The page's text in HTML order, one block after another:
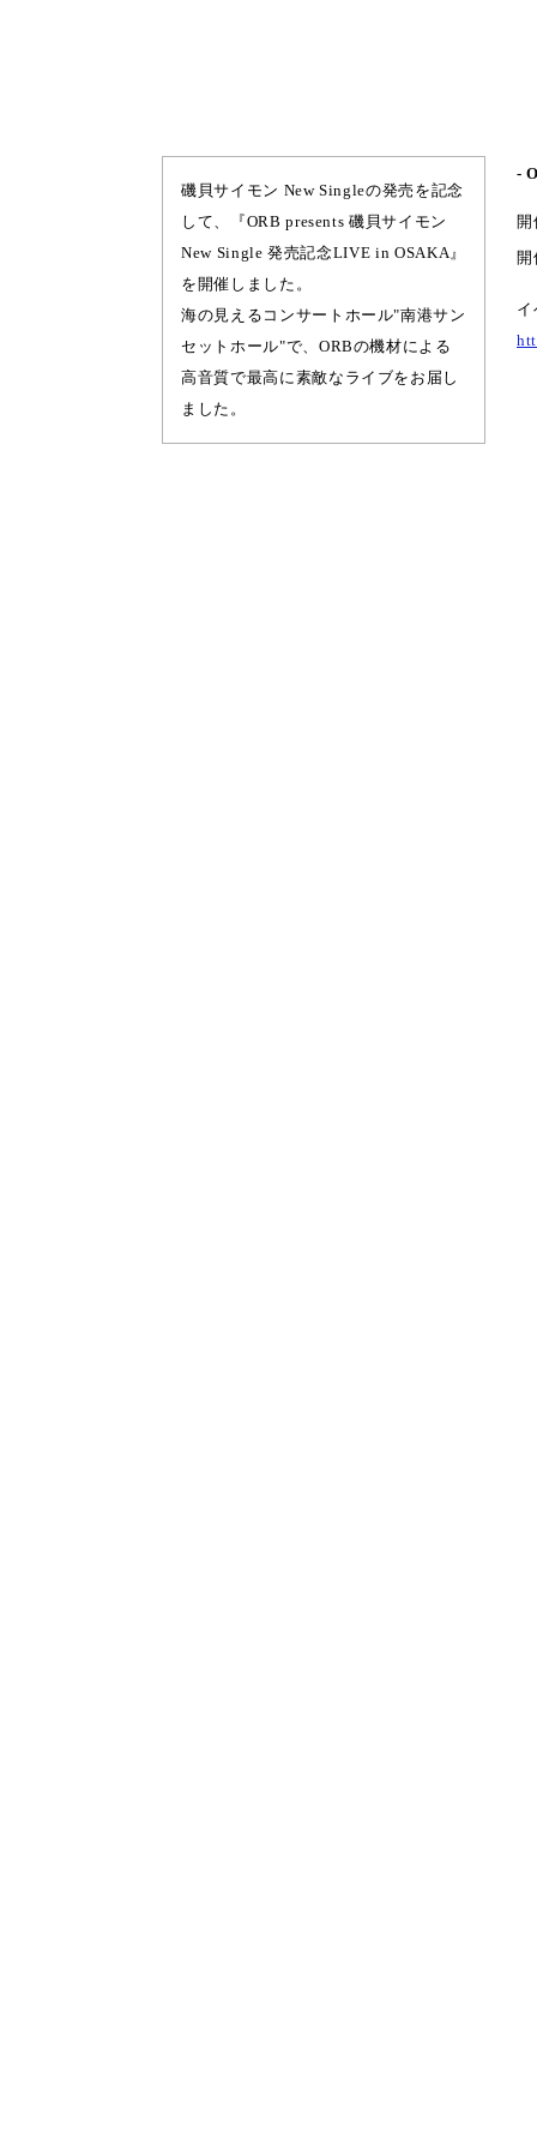
磯貝サイモン New Singleの発売を記念
して、『ORB presents 磯貝サイモン
New Single 発売記念LIVE in OSAKA』
を開催しました。
海の見えるコンサートホール"南港サン
セットホール"で、ORBの機材による
高音質で最高に素敵なライブをお届し
ました。
-
開
開
イ